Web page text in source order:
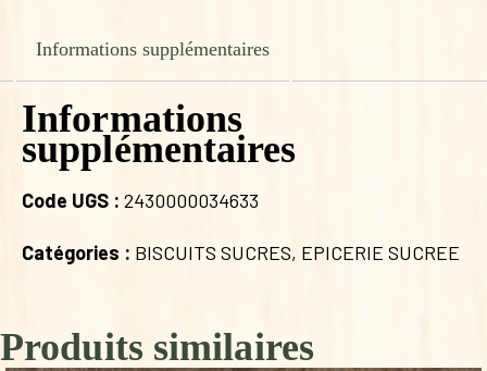
Informations supplémentaires
Informations
supplémentaires
Code UGS : 2430000034633
Catégories : BISCUITS SUCRES, EPICERIE SUCREE
Produits similaires